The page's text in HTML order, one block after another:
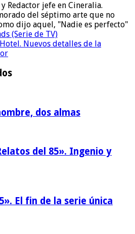
Redactor jefe en Cineralia.
del séptimo arte que no
dijo aquel, "Nadie es perfecto"
(Serie de TV)
Nuevos detalles de la
dos almas
del 85». Ingenio y
El fin de la serie única